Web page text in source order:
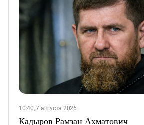
10:40, 7 августа 2026
Кадыров Рамзан Ахматович